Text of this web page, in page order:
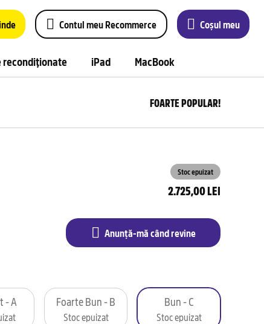
Contul meu Recommerce Coșul meu
recondiționate iPad MacBook
FOARTE POPULAR!
Stoc epuizat
2.725,00 LEI
Anunță-mă când revine
- A Foarte Bun - B
Stoc epuizat
Bun - C
Stoc epuizat